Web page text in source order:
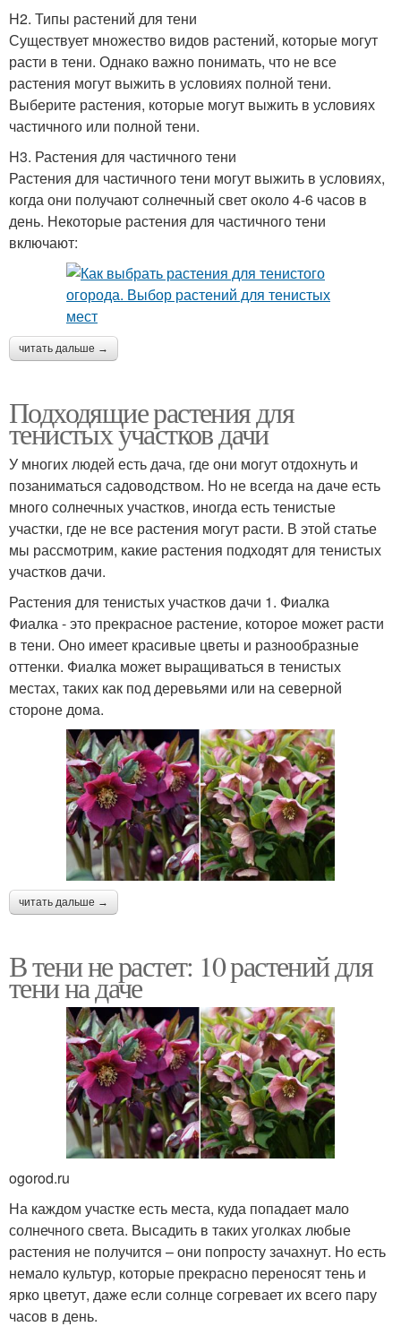
H2. Типы растений для тени
Существует множество видов растений, которые могут
расти в тени. Однако важно понимать, что не все
растения могут выжить в условиях полной тени.
Выберите растения, которые могут выжить в условиях
частичного или полной тени.
H3. Растения для частичного тени
Растения для частичного тени могут выжить в условиях,
когда они получают солнечный свет около 4-6 часов в
день. Некоторые растения для частичного тени
включают:
читать дальше →
Подходящие растения для
тенистых участков дачи
У многих людей есть дача, где они могут отдохнуть и
позаниматься садоводством. Но не всегда на даче есть
много солнечных участков, иногда есть тенистые
участки, где не все растения могут расти. В этой статье
мы рассмотрим, какие растения подходят для тенистых
участков дачи.
Растения для тенистых участков дачи 1. Фиалка
Фиалка - это прекрасное растение, которое может расти
в тени. Оно имеет красивые цветы и разнообразные
оттенки. Фиалка может выращиваться в тенистых
местах, таких как под деревьями или на северной
стороне дома.
читать дальше →
В тени не растет: 10 растений для
тени на даче
ogorod.ru
На каждом участке есть места, куда попадает мало
солнечного света. Высадить в таких уголках любые
растения не получится – они попросту зачахнут. Но есть
немало культур, которые прекрасно переносят тень и
ярко цветут, даже если солнце согревает их всего пару
часов в день.